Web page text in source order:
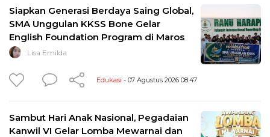
Siapkan Generasi Berdaya Saing Global,
SMA Unggulan KKSS Bone Gelar
English Foundation Program di Maros
Lisa Emilda
Edukasi - 07 Agustus 2026 08:47
Sambut Hari Anak Nasional, Pegadaian
Kanwil VI Gelar Lomba Mewarnai dan